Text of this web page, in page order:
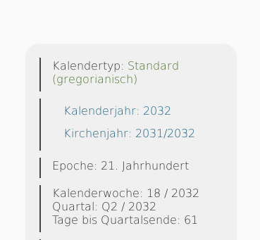
Kalendertyp: Standard
(gregorianisch)
Kalenderjahr: 2032
Kirchenjahr: 2031/2032
Epoche: 21. Jahrhundert
Kalenderwoche: 18 / 2032
Quartal: Q2 / 2032
Tage bis Quartalsende: 61